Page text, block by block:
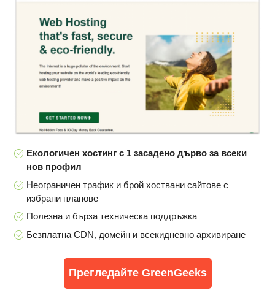
Екологичен хостинг с 1 засадено дърво за всеки
нов профил
Неограничен трафик и брой хоствани сайтове с
избрани планове
Полезна и бърза техническа поддръжка
Безплатна CDN, домейн и всекидневно архивиране
Прегледайте GreenGeeks